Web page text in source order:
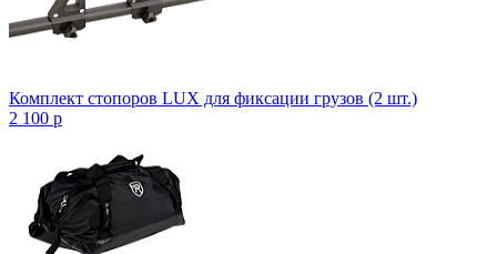
Комплект стопоров LUX для фиксации грузов (2 шт.)
2 100 p